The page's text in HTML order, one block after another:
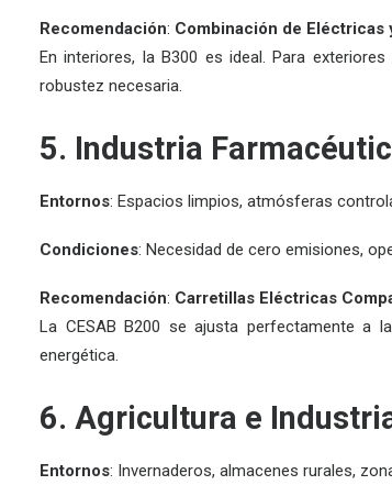
Recomendación: Combinación de Eléctricas
En interiores, laB300 es ideal. Para
robustez necesaria.
5. Industria
Entornos: Espacios limpios, atmósferas
Condiciones: Necesidad de cero emisiones,
Recomendación: Carretillas Eléctricas
La CESAB B200 se ajusta perfectamente a
energética.
6. Agricultura e
Entornos: Invernaderos, almacenes rurales,